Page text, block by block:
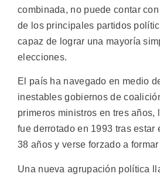
combinada, no puede contar
de los principales partidos
capaz de lograr una mayoría
elecciones.
El país ha navegado en medio
inestables gobiernos de
primeros ministros en tres años,
fue derrotado en 1993 tras estar
38 años y verse forzado a
Una nueva agrupación política